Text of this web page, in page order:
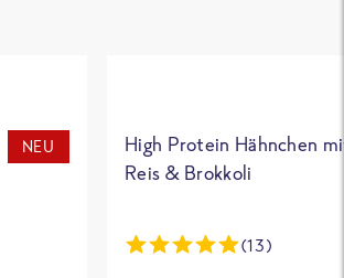
NEU
High Protein Hähnchen
Reis & Brokkoli
(13)